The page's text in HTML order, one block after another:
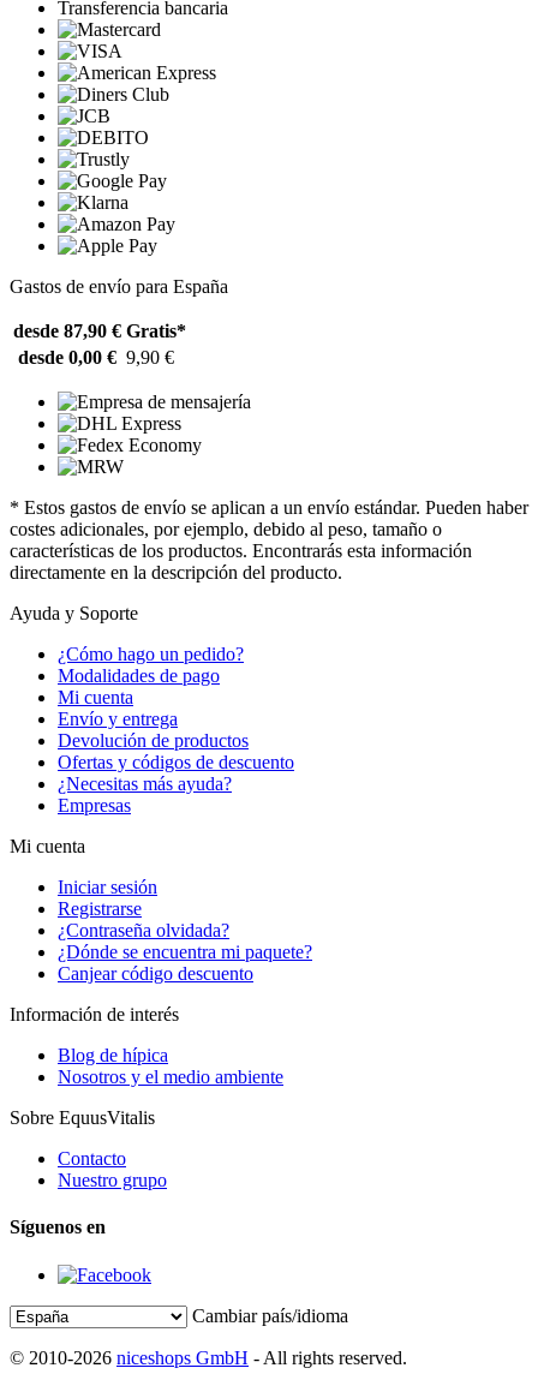
Transferencia bancaria
Gastos de envío para España
desde 87,90 € Gratis*
desde 0,00 € 9,90 €
* Estos gastos de envío se aplican a un envío estándar. Pueden haber
costes adicionales, por ejemplo, debido al peso, tamaño o
características de los productos. Encontrarás esta información
directamente en la descripción del producto.
Ayuda y Soporte
¿Cómo hago un pedido?
Modalidades de pago
Mi cuenta
Envío y entrega
Devolución de productos
Ofertas y códigos de descuento
¿Necesitas más ayuda?
Empresas
Mi cuenta
Iniciar sesión
Registrarse
¿Contraseña olvidada?
¿Dónde se encuentra mi paquete?
Canjear código descuento
Información de interés
Blog de hípica
Nosotros y el medio ambiente
Sobre EquusVitalis
Contacto
Nuestro grupo
Síguenos en
Cambiar país/idioma
© 2010-2026 niceshops GmbH - All rights reserved.